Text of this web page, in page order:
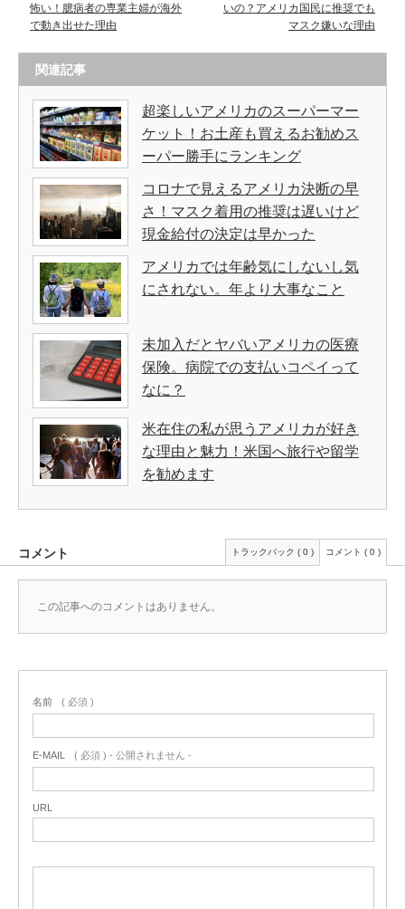
怖い！臆病者の専業主婦が海外
で動き出せた理由
いの？アメリカ国民に推奨でも
マスク嫌いな理由
関連記事
超楽しいアメリカのスーパーマー
ケット！お土産も買えるお勧めス
ーパー勝手にランキング
コロナで見えるアメリカ決断の早
さ！マスク着用の推奨は遅いけど
現金給付の決定は早かった
アメリカでは年齢気にしないし気
にされない。年より大事なこと
未加入だとヤバいアメリカの医療
保険。病院での支払いコペイって
なに？
米在住の私が思うアメリカが好き
な理由と魅力！米国へ旅行や留学
を勧めます
コメント トラックバック ( 0 ) コメント ( 0 )
この記事へのコメントはありません。
名前 ( 必須 )
E-MAIL ( 必須 ) - 公開されません -
URL